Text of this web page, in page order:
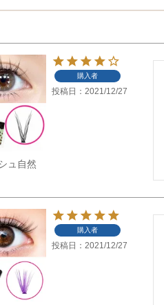
ュ自然
購入者
投稿日 2021/12/27
購入者
投稿日 2021/12/27